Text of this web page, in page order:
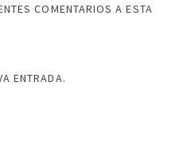
COMENTARIOS A ESTA
ENTRADA.